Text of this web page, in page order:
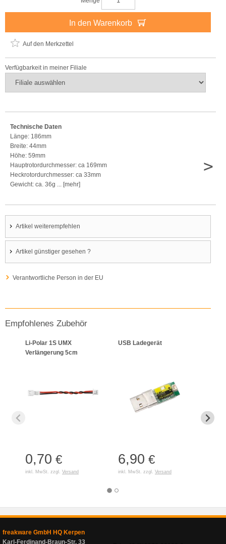
In den Warenkorb
Auf den Merkzettel
Verfügbarkeit in meiner Filiale
Technische Daten
Länge: 186mm
Breite: 44mm
Höhe: 59mm
Hauptrotordurchmesser: ca 169mm
Heckrotordurchmesser: ca 33mm
Gewicht: ca. 36g ... [mehr]
>
Artikel weiterempfehlen
Artikel günstiger gesehen ?
Verantwortliche Person in der EU
Empfohlenes Zubehör
Li-Polar 1S UMX
Verlängerung 5cm
0,70 €
inkl. MwSt. zzgl. Versand
USB Ladegerät
6,90 €
inkl. MwSt. zzgl. Versand
freakware GmbH HQ Kerpen
Karl-Ferdinand-Braun-Str. 33